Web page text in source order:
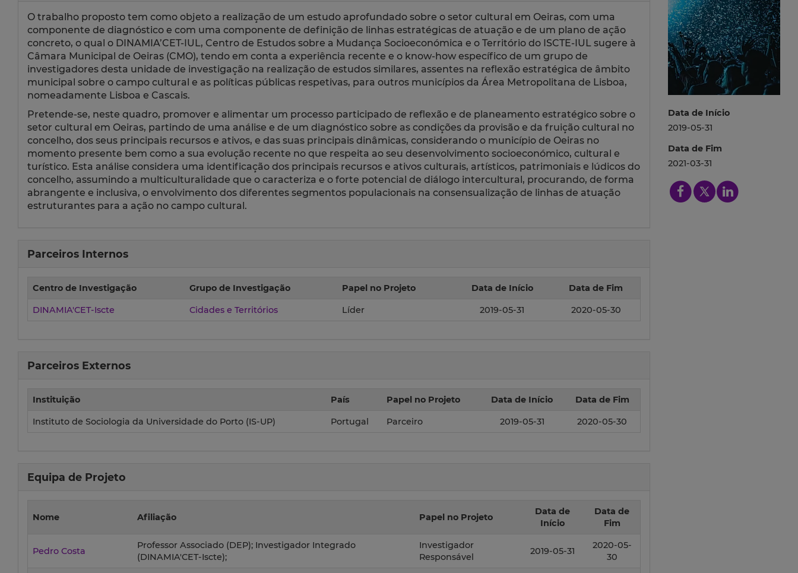
O trabalho proposto tem como objeto a realização de um estudo aprofundado sobre o setor cultural em Oeiras, com uma
componente de diagnóstico e com uma componente de definição de linhas estratégicas de atuação e de um plano de ação
concreto, o qual o DINAMIA’CET-IUL, Centro de Estudos sobre a Mudança Socioeconómica e o Território do ISCTE-IUL sugere à
Câmara Municipal de Oeiras (CMO), tendo em conta a experiência recente e o know-how específico de um grupo de
investigadores desta unidade de investigação na realização de estudos similares, assentes na reflexão estratégica de âmbito
municipal sobre o campo cultural e as políticas públicas respetivas, para outros municípios da Área Metropolitana de Lisboa,
nomeadamente Lisboa e Cascais.
Pretende-se, neste quadro, promover e alimentar um processo participado de reflexão e de planeamento estratégico sobre o
setor cultural em Oeiras, partindo de uma análise e de um diagnóstico sobre as condições da provisão e da fruição cultural no
concelho, dos seus principais recursos e ativos, e das suas principais dinâmicas, considerando o município de Oeiras no
momento presente bem como a sua evolução recente no que respeita ao seu desenvolvimento socioeconómico, cultural e
turístico. Esta análise considera uma identificação dos principais recursos e ativos culturais, artísticos, patrimoniais e lúdicos do
concelho, assumindo a multiculturalidade que o caracteriza e o forte potencial de diálogo intercultural, procurando, de forma
abrangente e inclusiva, o envolvimento dos diferentes segmentos populacionais na consensualização de linhas de atuação
estruturantes para a ação no campo cultural.
Parceiros Internos
Centro de Investigação Grupo de Investigação Papel no Projeto Data de Início Data de Fim
DINAMIA'CET-Iscte Cidades e Territórios Líder 2019-05-31 2020-05-30
Parceiros Externos
Instituição País Papel no Projeto Data de Início Data de Fim
Instituto de Sociologia da Universidade do Porto (IS-UP) Portugal Parceiro 2019-05-31 2020-05-30
Equipa de Projeto
Nome Afiliação Papel no Projeto
Data de
Início
Data de
Fim
Pedro Costa
Professor Associado (DEP); Investigador Integrado
(DINAMIA'CET-Iscte);
Investigador
Responsável
2019-05-31
2020-05-
30
Data de Início
2019-05-31
Data de Fim
2021-03-31